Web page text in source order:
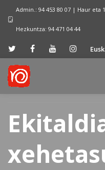
Admin.: 94 453 80 07 | Haur eta
Hezkuntza: 94 471 04 44